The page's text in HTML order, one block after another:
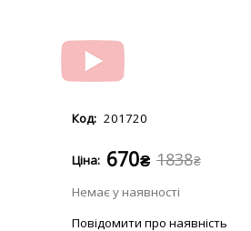
201720
1838₴
670₴